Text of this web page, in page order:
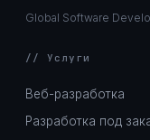
Global Software
// Услуги
Веб-разработка
Разработка под